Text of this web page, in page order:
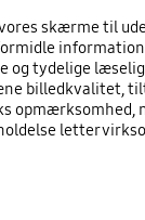
skærme til
information
og tydelige
billedkvalitet,
opmærksomhed,
letter